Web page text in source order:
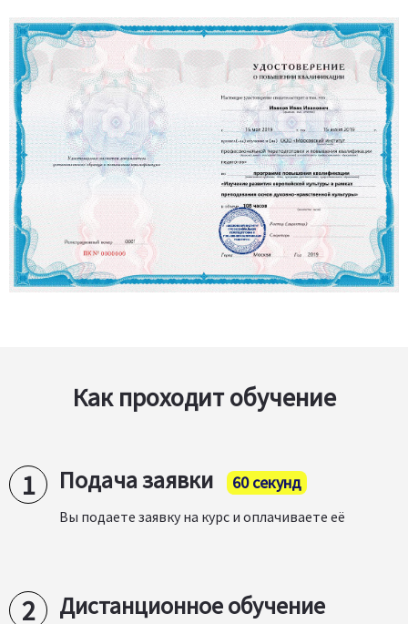
Как проходит обучение
Подача заявки 60 секунд
Вы подаете заявку на курс и оплачиваете её
Дистанционное обучение